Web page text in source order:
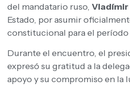
del mandatario ruso, Vladímir
Estado, por asumir
constitucional para el período
Durante el encuentro, el
expresó su gratitud a la
apoyo y su compromiso en la